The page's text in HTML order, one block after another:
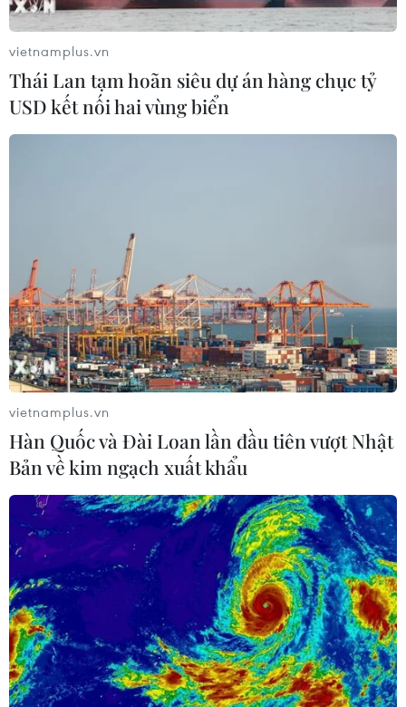
Kuwait: Ngân sách thâm hụt ba năm liên
tiếp do giá dầu lao dốc
1/4/2017), năm thâm hụt ngân sách thứ ba liên tiếp, do
sự lao dốc của giá dầu.
vietnamplus.vn
Thái Lan tạm hoãn siêu dự án hàng chục tỷ
USD kết nối hai vùng biển
vietnamplus.vn
Hàn Quốc và Đài Loan lần đầu tiên vượt Nhật
Bản về kim ngạch xuất khẩu